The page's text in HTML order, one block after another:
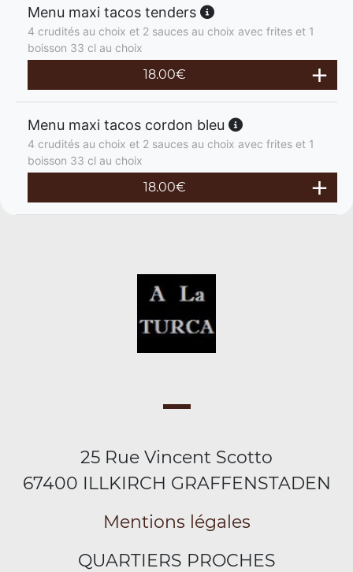
Menu maxi tacos tenders
4 crudités au choix et 2 sauces au choix avec frites et 1
boisson 33 cl au choix
18.00€
Menu maxi tacos cordon bleu
4 crudités au choix et 2 sauces au choix avec frites et 1
boisson 33 cl au choix
18.00€
25 Rue Vincent Scotto
67400 ILLKIRCH GRAFFENSTADEN
Mentions légales
QUARTIERS PROCHES